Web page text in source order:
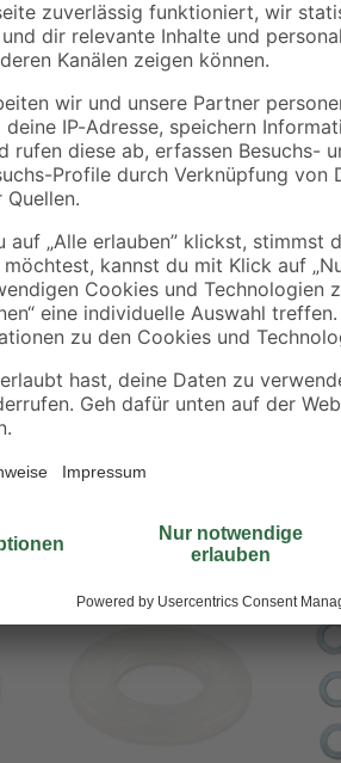
Fitschenringsortiment
Ø 5-11 mm
3,29 € 4
Im Laufe der
Sie diese
auf dem